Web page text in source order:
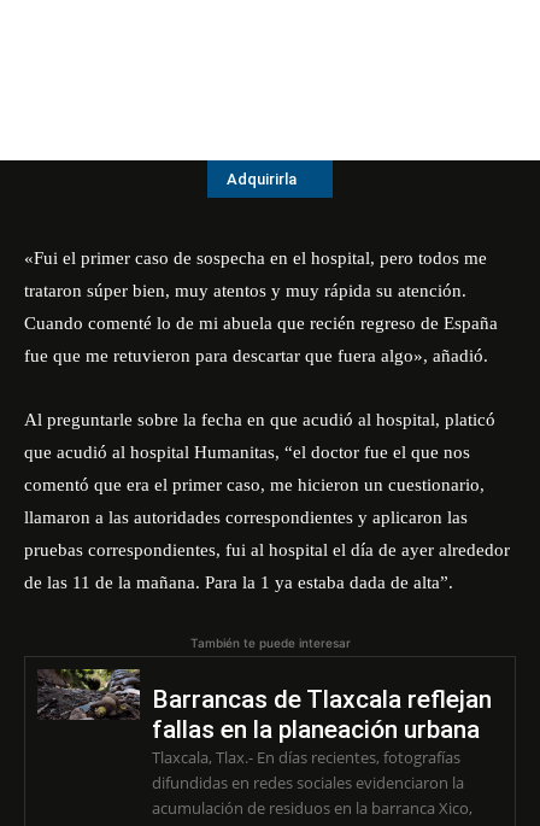
Adquirirla
«Fui el primer caso de sospecha en el hospital, pero todos me
trataron súper bien, muy atentos y muy rápida su atención.
Cuando comenté lo de mi abuela que recién regreso de España
fue que me retuvieron para descartar que fuera algo», añadió.
Al preguntarle sobre la fecha en que acudió al hospital, platicó
que acudió al hospital Humanitas, “el doctor fue el que nos
comentó que era el primer caso, me hicieron un cuestionario,
llamaron a las autoridades correspondientes y aplicaron las
pruebas correspondientes, fui al hospital el día de ayer alrededor
de las 11 de la mañana. Para la 1 ya estaba dada de alta”.
También te puede interesar
Barrancas de Tlaxcala reflejan
fallas en la planeación urbana
Tlaxcala, Tlax.- En días recientes, fotografías
difundidas en redes sociales evidenciaron la
acumulación de residuos en la barranca Xico,